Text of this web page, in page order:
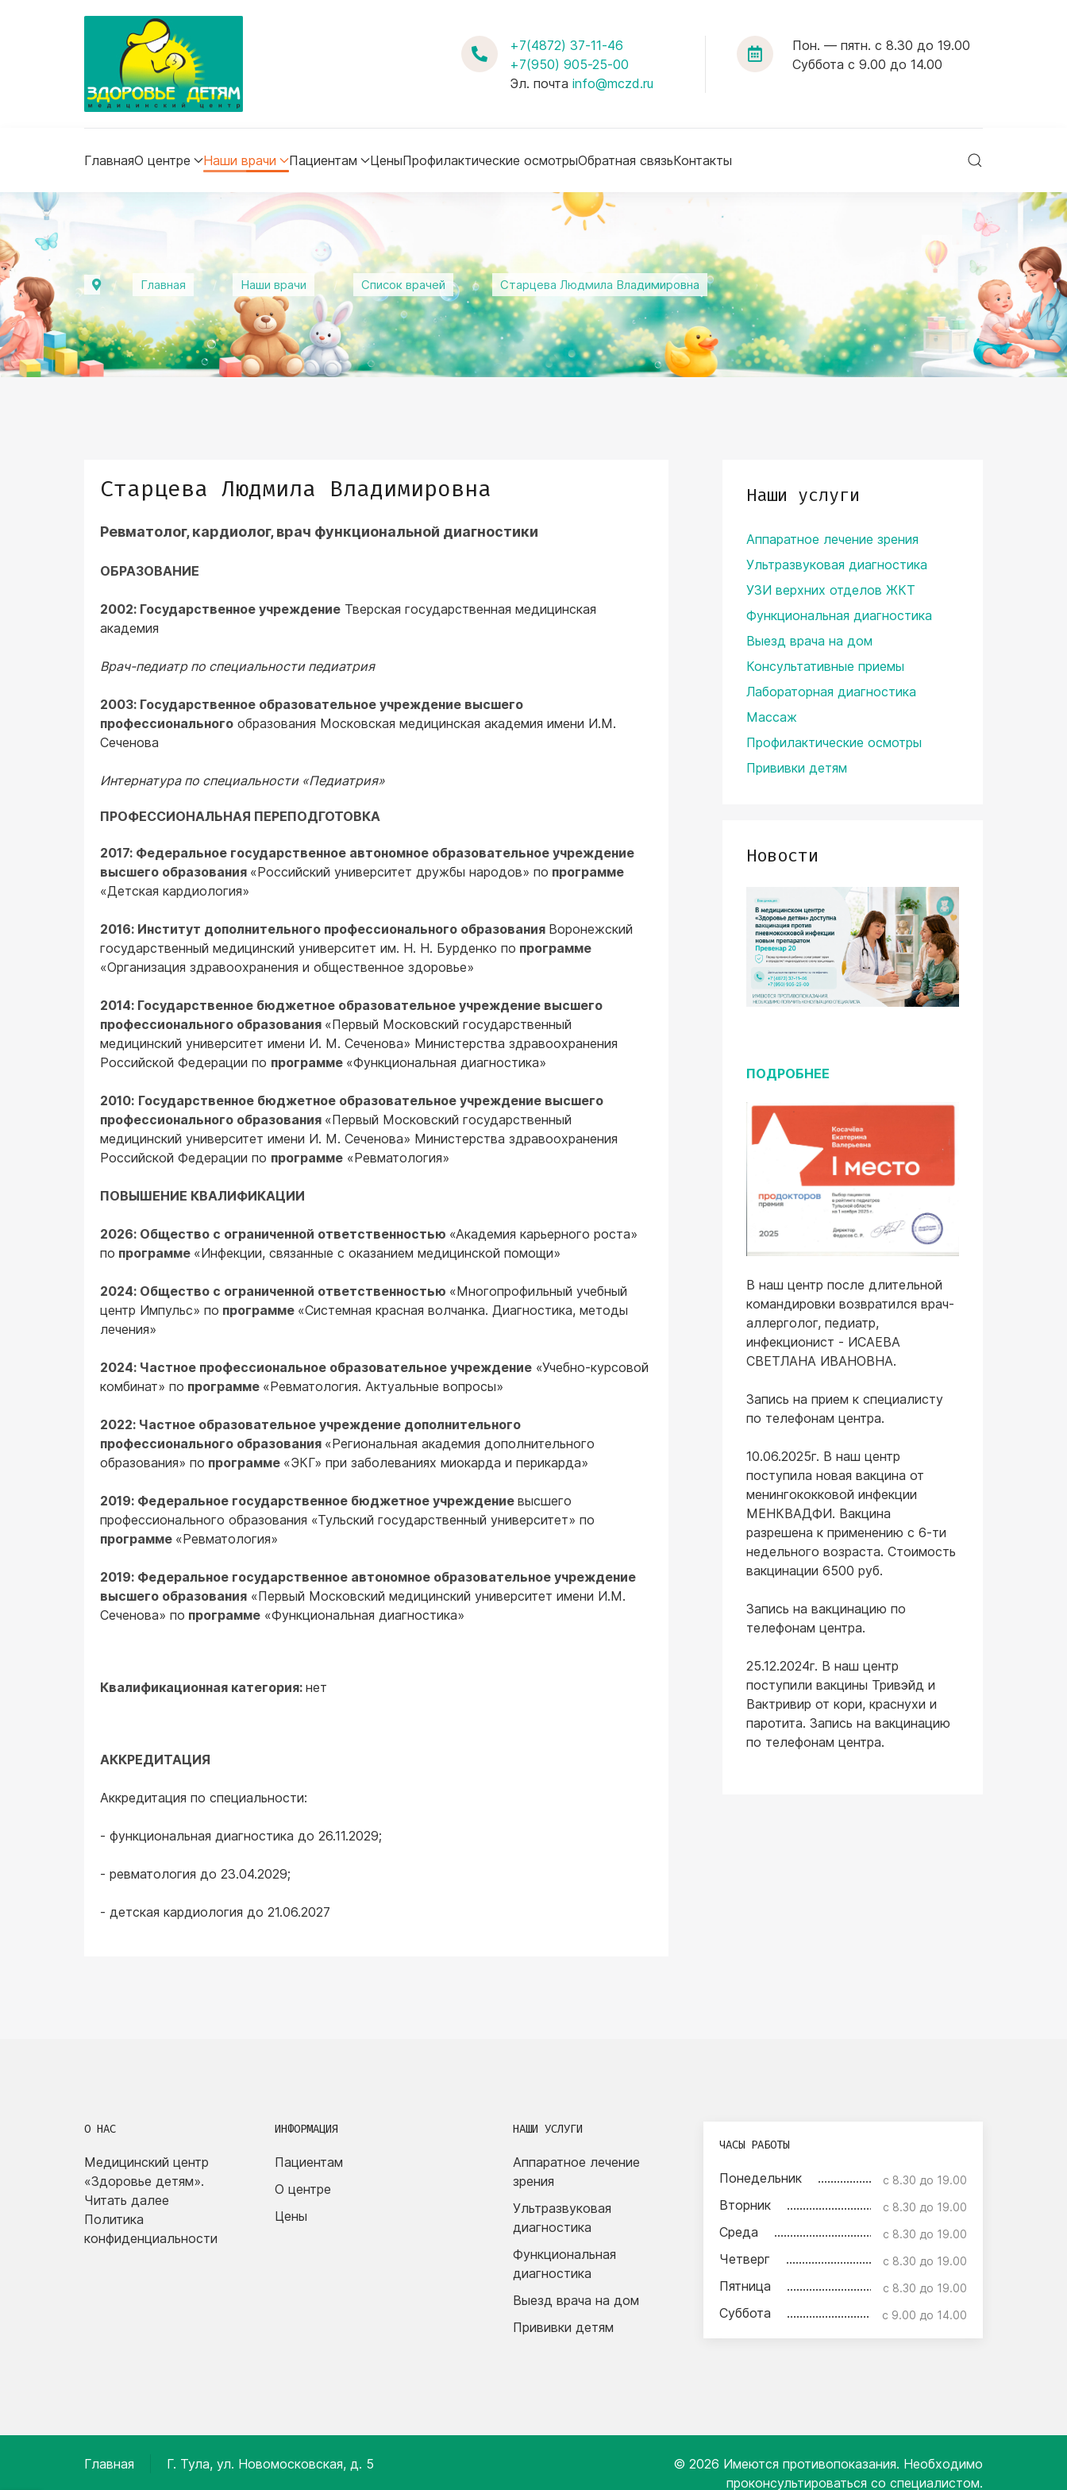
+7(4872) 37-11-46
+7(950) 905-25-00
Эл. почтаinfo@mczd.ru
Пон. — пятн. с 8.30 до 19.00
Суббота с 9.00 до 14.00
ГлавнаяО центре Наши врачи Пациентам ЦеныПрофилактические осмотрыОбратная связьКонтакты
Главная Наши врачи Список врачей Старцева Людмила Владимировна
Старцева Людмила Владимировна
Ревматолог, кардиолог, врач функциональной диагностики
ОБРАЗОВАНИЕ
2002: Государственное учреждение Тверская государственная медицинская
академия
Врач-педиатр по специальности педиатрия
2003: Государственное образовательное учреждение высшего
профессионального образования Московская медицинская академия имени И.М.
Сеченова
Интернатура по специальности «Педиатрия»
ПРОФЕССИОНАЛЬНАЯ ПЕРЕПОДГОТОВКА
2017: Федеральное государственное автономное образовательное учреждение
высшего образования «Российский университет дружбы народов» по программе
«Детская кардиология»
2016: Институт дополнительного профессионального образования Воронежский
государственный медицинский университет им. Н. Н. Бурденко по программе
«Организация здравоохранения и общественное здоровье»
2014: Государственное бюджетное образовательное учреждение высшего
профессионального образования «Первый Московский государственный
медицинский университет имени И. М. Сеченова» Министерства здравоохранения
Российской Федерации по программе «Функциональная диагностика»
2010: Государственное бюджетное образовательное учреждение высшего
профессионального образования «Первый Московский государственный
медицинский университет имени И. М. Сеченова» Министерства здравоохранения
Российской Федерации по программе «Ревматология»
ПОВЫШЕНИЕ КВАЛИФИКАЦИИ
2026: Общество с ограниченной ответственностью «Академия карьерного роста»
по программе «Инфекции, связанные с оказанием медицинской помощи»
2024: Общество с ограниченной ответственностью «Многопрофильный учебный
центр Импульс» по программе «Системная красная волчанка. Диагностика, методы
лечения»
2024: Частное профессиональное образовательное учреждение «Учебно-курсовой
комбинат» по программе «Ревматология. Актуальные вопросы»
2022: Частное образовательное учреждение дополнительного
профессионального образования «Региональная академия дополнительного
образования» по программе «ЭКГ» при заболеваниях миокарда и перикарда»
2019: Федеральное государственное бюджетное учреждение высшего
профессионального образования «Тульский государственный университет» по
программе «Ревматология»
2019: Федеральное государственное автономное образовательное учреждение
высшего образования «Первый Московский медицинский университет имени И.М.
Сеченова» по программе «Функциональная диагностика»
Квалификационная категория: нет
АККРЕДИТАЦИЯ
Аккредитация по специальности:
- функциональная диагностика до 26.11.2029;
- ревматология до 23.04.2029;
- детская кардиология до 21.06.2027
Наши услуги
Аппаратное лечение зрения
Ультразвуковая диагностика
УЗИ верхних отделов ЖКТ
Функциональная диагностика
Выезд врача на дом
Консультативные приемы
Лабораторная диагностика
Массаж
Профилактические осмотры
Прививки детям
Новости
ПОДРОБНЕЕ
В наш центр после длительной
командировки возвратился врач-
аллерголог, педиатр,
инфекционист - ИСАЕВА
СВЕТЛАНА ИВАНОВНА.
Запись на прием к специалисту
по телефонам центра.
10.06.2025г. В наш центр
поступила новая вакцина от
менингококковой инфекции
МЕНКВАДФИ. Вакцина
разрешена к применению с 6-ти
недельного возраста. Стоимость
вакцинации 6500 руб.
Запись на вакцинацию по
телефонам центра.
25.12.2024г. В наш центр
поступили вакцины Тривэйд и
Вактривир от кори, краснухи и
паротита. Запись на вакцинацию
по телефонам центра.
О НАС
Медицинский центр
«Здоровье детям».
Читать далее
Политика
конфиденциальности
ИНФОРМАЦИЯ
Пациентам
О центре
Цены
НАШИ УСЛУГИ
Аппаратное лечение
зрения
Ультразвуковая
диагностика
Функциональная
диагностика
Выезд врача на дом
Прививки детям
ЧАСЫ РАБОТЫ
Понедельник с 8.30 до 19.00
Вторник с 8.30 до 19.00
Среда с 8.30 до 19.00
Четверг с 8.30 до 19.00
Пятница с 8.30 до 19.00
Суббота с 9.00 до 14.00
Главная Г. Тула, ул. Новомосковская, д. 5
© 2026 Имеются противопоказания. Необходимо
проконсультироваться со специалистом.